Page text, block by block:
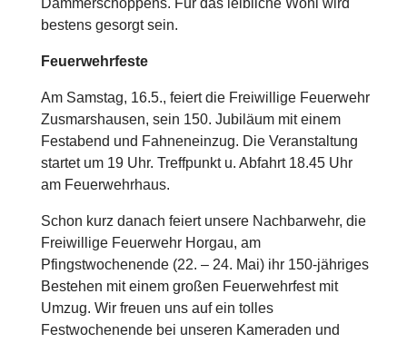
bestens gesorgt sein.
Feuerwehrfeste
Am Samstag, 16.5., feiert die Freiwillige Feuerwehr
Zusmarshausen, sein 150. Jubiläum mit einem
Festabend und Fahneneinzug. Die Veranstaltung
startet um 19 Uhr. Treffpunkt u. Abfahrt 18.45 Uhr
am Feuerwehrhaus.
Schon kurz danach feiert unsere Nachbarwehr, die
Freiwillige Feuerwehr Horgau, am
Pfingstwochenende (22. – 24. Mai) ihr 150-jähriges
Bestehen mit einem großen Feuerwehrfest mit
Umzug. Wir freuen uns auf ein tolles
Festwochenende bei unseren Kameraden und